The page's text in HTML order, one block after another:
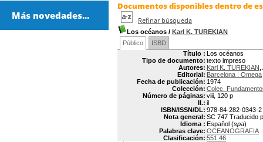
Documentos disponibles dentro de
Refinar búsqueda
Los océanos / Karl K. TUREKIAN
Público
ISBD
Título : Los océanos
Tipo de documento: texto impreso
Autores: Karl K. TUREKIAN
Editorial: Barcelona : Omega
Fecha de publicación: 1974
Colección: Colec.
Número de páginas: viii, 120 p
Il.: il
ISBN/ISSN/DL: 978-84-282-0343-2
Nota general: SC 747 Traducido
Idioma : Español (spa)
Palabras clave: OCEANOGRAFIA
Clasificación: 551.46
Más novedades...